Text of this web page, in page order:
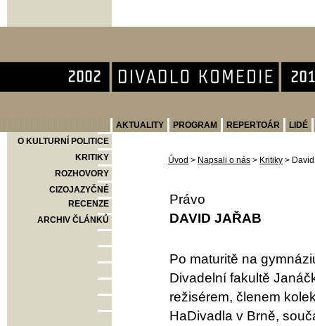
AKTUALITY PROGRAM REPERTOÁR
LIDÉ
O KULTURNÍ POLITICE
KRITIKY
ROZHOVORY
CIZOJAZYČNÉ
RECENZE
ARCHIV ČLÁNKŮ
Úvod > Napsali o nás > Kritiky >
Právo
DAVID JAŘAB
Po maturitě na
Divadelní fakultě
režisérem, členem
HaDivadla v Brně,